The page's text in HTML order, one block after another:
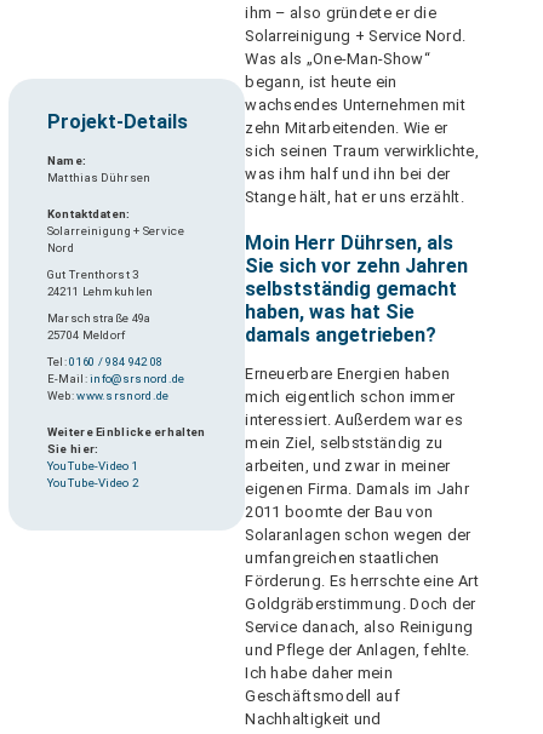
Projekt-Details
Name:
Matthias Dührsen
Kontaktdaten:
Solarreinigung + Service
Nord
Gut Trenthorst 3
24211 Lehmkuhlen
Marschstraße 49a
25704 Meldorf
Tel:0160 / 984 942 08
E-Mail:info@srsnord.de
Web:www.srsnord.de
Weitere Einblicke erhalten
Sie hier:
YouTube-Video 1
YouTube-Video 2
ihm – also gründete er die
Solarreinigung + Service Nord.
Was als „One-Man-Show“
begann, ist heute ein
wachsendes Unternehmen mit
zehn Mitarbeitenden. Wie er
sich seinen Traum verwirklichte,
was ihm half und ihn bei der
Stange hält, hat er uns erzählt.
Moin Herr Dührsen, als
Sie sich vor zehn Jahren
selbstständig gemacht
haben, was hat Sie
damals angetrieben?
Erneuerbare Energien haben
mich eigentlich schon immer
interessiert. Außerdem war es
mein Ziel, selbstständig zu
arbeiten, und zwar in meiner
eigenen Firma. Damals im Jahr
2011 boomte der Bau von
Solaranlagen schon wegen der
umfangreichen staatlichen
Förderung. Es herrschte eine Art
Goldgräberstimmung. Doch der
Service danach, also Reinigung
und Pflege der Anlagen, fehlte.
Ich habe daher mein
Geschäftsmodell auf
Nachhaltigkeit und